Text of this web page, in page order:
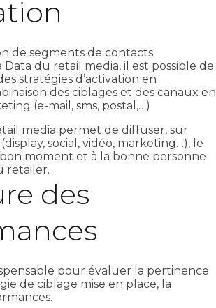
de segments de contacts
du retail media, il est possible de
stratégies d’activation en
des ciblages et des canaux en
(e-mail, sms, postal,…)
media permet de diffuser, sur
social, vidéo, marketing…), le
moment et à la bonne personne
retailer.
des
pour évaluer la pertinence
de ciblage mise en place, la